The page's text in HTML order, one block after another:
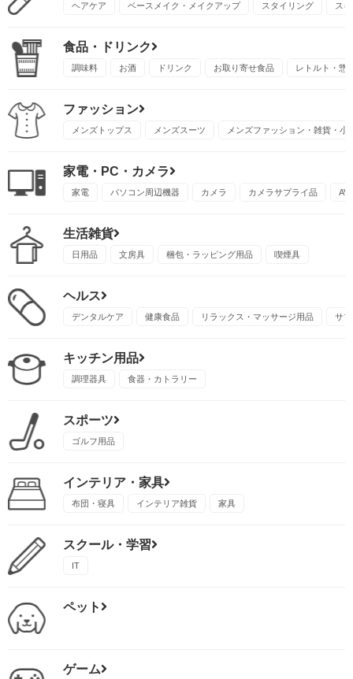
ヘアケア ベースメイク・メイクアップ スタイリング ス
食品・ドリンク
調味料 お酒 ドリンク お取り寄せ食品 レトルト・惣
ファッション
メンズトップス メンズスーツ メンズファッション・雑貨・小
家電・PC・カメラ
家電 パソコン周辺機器 カメラ カメラサプライ品 AV
生活雑貨
日用品 文房具 梱包・ラッピング用品 喫煙具
ヘルス
デンタルケア 健康食品 リラックス・マッサージ用品 サ
キッチン用品
調理器具 食器・カトラリー
スポーツ
ゴルフ用品
インテリア・家具
布団・寝具 インテリア雑貨 家具
スクール・学習
IT
ペット
ゲーム